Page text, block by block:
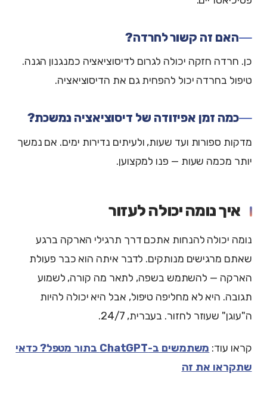
האם זה קשור לחרדה?
כן. חרדה חזקה יכולה לגרום לדיסוציאציה כמנגנון הגנה.
טיפול בחרדה יכול להפחית גם את הדיסוציאציה.
כמה זמן אפיזודה של דיסוציאציה נמשכת?
מדקות ספורות ועד שעות, ולעיתים נדירות ימים. אם נמשך
יותר מכמה שעות — פנו למקצוען.
איך נומה יכולה לעזור
נומה יכולה להנחות אתכם דרך תרגילי הארקה ברגע
שאתם מרגישים מנותקים. לדבר איתה הוא כבר פעולת
הארקה — להשתמש בשפה, לתאר מה קורה, לשמוע
תגובה. היא לא מחליפה טיפול, אבל היא יכולה להיות
ה"עוגן" שעוזר לחזור. בעברית, 24/7.
קראו עוד:
משתמשים ב-ChatGPT בתור מטפל? כדאי
שתקראו את זה